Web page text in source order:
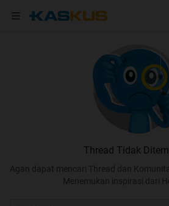
Thread Tidak
Agan dapat mencari Thread dan
Menemukan inspirasi dari